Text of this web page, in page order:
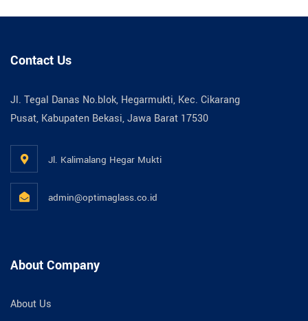
Contact Us
Jl. Tegal Danas No.blok, Hegarmukti, Kec. Cikarang
Pusat, Kabupaten Bekasi, Jawa Barat 17530
Jl. Kalimalang Hegar Mukti
admin@optimaglass.co.id
About Company
About Us